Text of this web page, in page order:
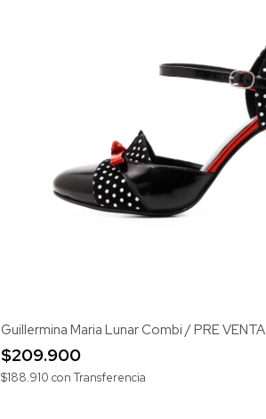
Guillermina Maria Lunar Combi / PRE VENTA
$209.900
$188.910 con Transferencia